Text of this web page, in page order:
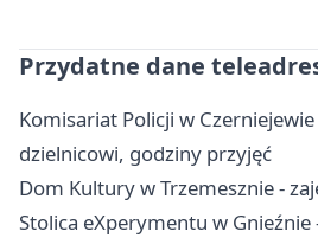
Przydatne dane
Komisariat Policji w
dzielnicowi, godziny przyjęć
Dom Kultury w Trzemesznie -
Stolica eXperymentu w